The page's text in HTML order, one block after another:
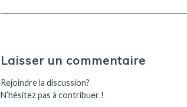
Laisser un commentaire
Rejoindre la discussion?
N’hésitez pas à contribuer !